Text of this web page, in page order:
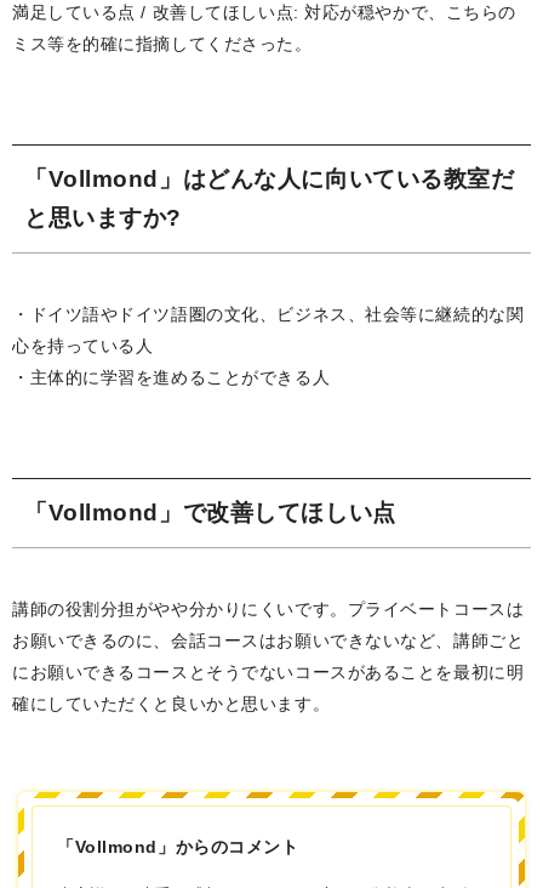
満足している点 / 改善してほしい点: 対応が穏やかで、こちらの
ミス等を的確に指摘してくださった。
「Vollmond」はどんな人に向いている教室だ
と思いますか?
・ドイツ語やドイツ語圏の文化、ビジネス、社会等に継続的な関
心を持っている人
・主体的に学習を進めることができる人
「Vollmond」で改善してほしい点
講師の役割分担がやや分かりにくいです。プライベートコースは
お願いできるのに、会話コースはお願いできないなど、講師ごと
にお願いできるコースとそうでないコースがあることを最初に明
確にしていただくと良いかと思います。
「Vollmond」からのコメント